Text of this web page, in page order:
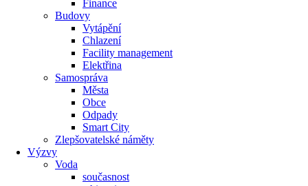
Finance
Budovy
Vytápění
Chlazení
Facility management
Elektřina
Samospráva
Města
Obce
Odpady
Smart City
Zlepšovatelské náměty
Výzvy
Voda
současnost